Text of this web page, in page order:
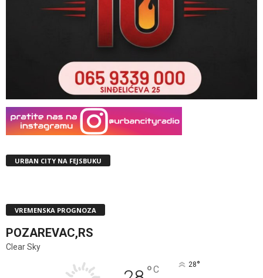
URBAN CITY NA FEJSBUKU
VREMENSKA PROGNOZA
POZAREVAC,RS
Clear Sky
°C 28°